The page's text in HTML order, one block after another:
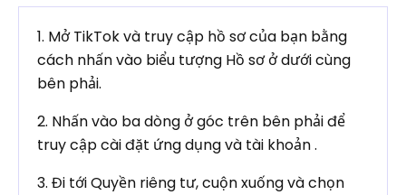
1. Mở TikTok và truy cập hồ sơ của bạn bằng
cách nhấn vào biểu tượng Hồ sơ ở dưới cùng
bên phải.
2. Nhấn vào ba dòng ở góc trên bên phải để
truy cập cài đặt ứng dụng và tài khoản .
3. Đi tới Quyền riêng tư, cuộn xuống và chọn